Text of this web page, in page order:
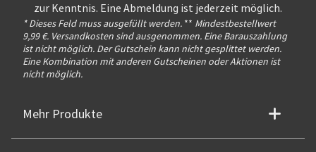
zur Kenntnis. Eine Abmeldung ist jederzeit möglich.
* Dieses Feld muss ausgefüllt werden. ** Mindestbestellwert
9,99 €. Versandkosten sind ausgenommen. Eine Barauszahlung
ist nicht möglich. Der Gutschein kann nicht gesplittet werden.
Eine Kombination mit anderen Gutscheinen oder Aktionen ist
nicht möglich.
Mehr Produkte